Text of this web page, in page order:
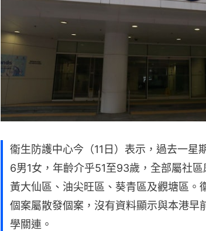
衞生防護中心今（11日）表示，過去一星
6男1女，年齡介乎51至93歲，全部屬社
黃大仙區、油尖旺區、葵青區及觀塘區。
個案屬散發個案，沒有資料顯示與本港早
學關連。